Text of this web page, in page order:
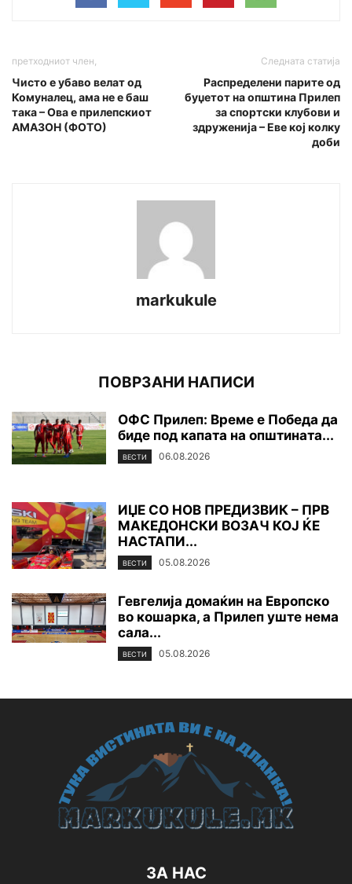
претходниот член,
Чисто е убаво велат од
Комуналец, ама не е баш
така – Ова е прилепскиот
АМАЗОН (ФОТО)
Следната статија
Распределени парите од
буџетот на општина Прилеп
за спортски клубови и
здруженија – Еве кој колку
доби
markukule
ПОВРЗАНИ НАПИСИ
ОФС Прилеп: Време е Победа да
биде под капата на општината...
ВЕСТИ 06.08.2026
ИЏЕ СО НОВ ПРЕДИЗВИК – ПРВ
МАКЕДОНСКИ ВОЗАЧ КОЈ ЌЕ
НАСТАПИ...
ВЕСТИ 05.08.2026
Гевгелија домаќин на Европско
во кошарка, а Прилеп уште нема
сала...
ВЕСТИ 05.08.2026
ЗА НАС